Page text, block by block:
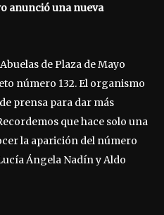
anunció una nueva
de Plaza de Mayo
número 132. El organismo
prensa para dar más
que hace solo una
la aparición del número
Ángela Nadín y Aldo